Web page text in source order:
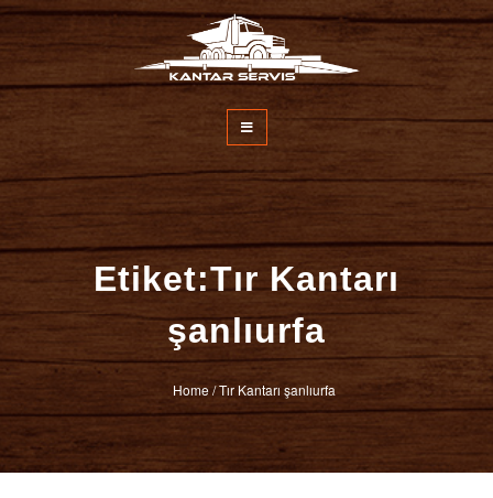
İçeriğe
Kantar Servisi
Etiket:Tır Kantarı
şanlıurfa
Home/Tır Kantarı şanlıurfa